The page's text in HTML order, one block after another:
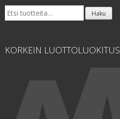
Etsi: Haku
KORKEIN LUOTTOLUOKITUS